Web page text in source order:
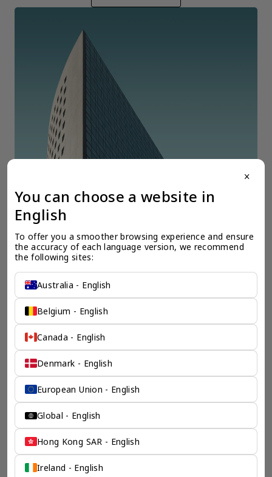
需资本，以及其它政府规定的必须流程。我们会为您清楚的勾勒出您预期
海外公司的蓝图。
检索产品 >
chevron_left chevron_right
一个全服务咨询公司为您
保驾护航
奕资环球是您值得信赖的海外合作伙伴。我们是香港伦敦奕资
咨询有限公司的零售咨询部门，这是一家总部位于香港的全球
close
You can choose a website in
English
To offer you a smoother browsing experience and ensure
the accuracy of each language version, we recommend
the following sites:
Australia - English
Belgium - English
Canada - English
Denmark - English
European Union - English
Global - English
Hong Kong SAR - English
Ireland - English